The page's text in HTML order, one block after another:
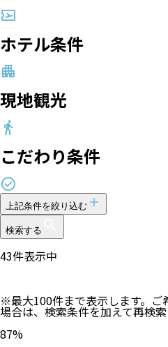
ホテル条件
現地観光
こだわり条件
上記条件を絞り込む
検索する
45件表示中
※最大100件まで表示します。ご
場合は、検索条件を加えて再検索
87%